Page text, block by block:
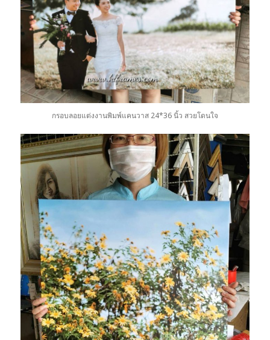
กรอบลอยแต่งงานพิมพ์แคนวาส 24*36 นิ้ว สวยโดนใจ